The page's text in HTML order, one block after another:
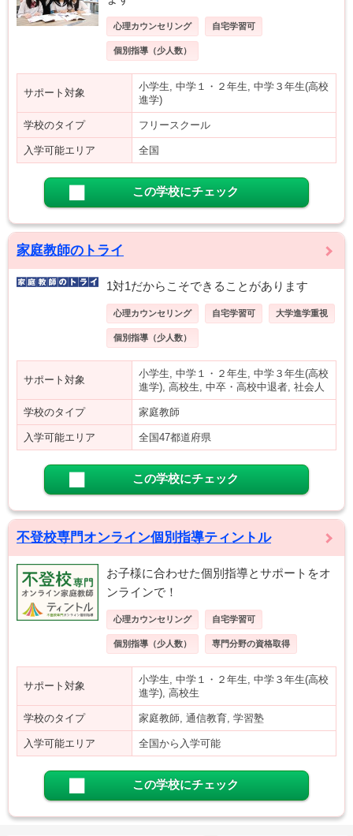
心理カウンセリング 自宅学習可
個別指導（少人数）
サポート対象
小学生, 中学１・２年生, 中学３年生(高校
進学)
学校のタイプ フリースクール
入学可能エリア 全国
この学校にチェック
家庭教師のトライ
1対1だからこそできることがあります
心理カウンセリング 自宅学習可 大学進学重視
個別指導（少人数）
サポート対象
小学生, 中学１・２年生, 中学３年生(高校
進学), 高校生, 中卒・高校中退者, 社会人
学校のタイプ 家庭教師
入学可能エリア 全国47都道府県
この学校にチェック
不登校専門オンライン個別指導ティントル
お子様に合わせた個別指導とサポートをオ
ンラインで！
心理カウンセリング 自宅学習可
個別指導（少人数） 専門分野の資格取得
サポート対象
小学生, 中学１・２年生, 中学３年生(高校
進学), 高校生
学校のタイプ 家庭教師, 通信教育, 学習塾
入学可能エリア 全国から入学可能
この学校にチェック